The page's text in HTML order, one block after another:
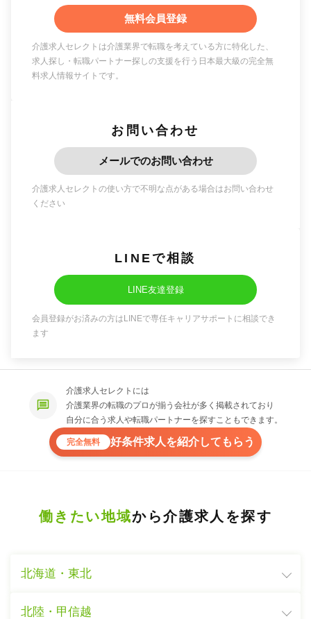
無料会員登録
介護求人セレクトは介護業界で転職を考えている方に特化した、
求人探し・転職パートナー探しの支援を行う日本最大級の完全無
料求人情報サイトです。
お問い合わせ
メールでのお問い合わせ
介護求人セレクトの使い方で不明な点がある場合はお問い合わせ
ください
LINEで相談
LINE友達登録
会員登録がお済みの方はLINEで専任キャリアサポートに相談でき
ます
介護求人セレクトには
介護業界の転職のプロが揃う会社が多く掲載されており
自分に合う求人や転職パートナーを探すこともできます。
完全無料 好条件求人を紹介してもらう
働きたい地域から介護求人を探す
北海道・東北
北陸・甲信越